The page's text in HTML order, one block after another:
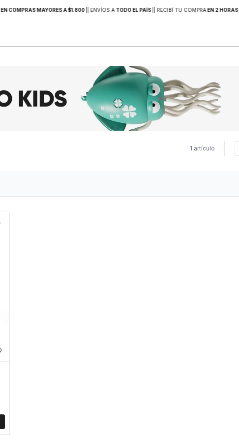
EN COMPRAS MAYORES A $1.800 | ENVÍOS A TODO EL PAÍS | RECIBÍ TU COMPRAEN 2 HORAS
1 artículo